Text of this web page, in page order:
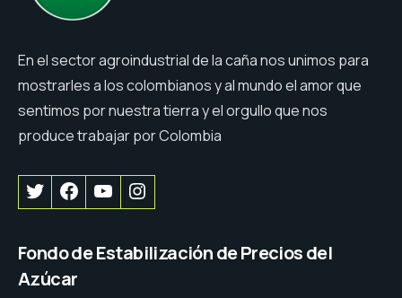
En el sector agroindustrial de la caña nos unimos para
mostrarles a los colombianos y al mundo el amor que
sentimos por nuestra tierra y el orgullo que nos
produce trabajar por Colombia
Fondo de Estabilización de Precios del
Azúcar